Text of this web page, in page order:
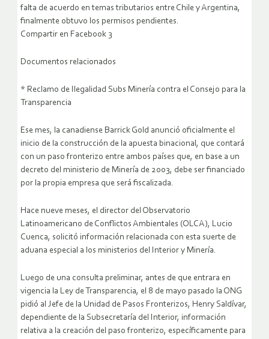
falta de acuerdo en temas tributarios entre Chile y Argentina,
finalmente obtuvo los permisos pendientes.
Compartir en Facebook 3
Documentos relacionados
* Reclamo de Ilegalidad Subs Minería contra el Consejo para la
Transparencia
Ese mes, la canadiense Barrick Gold anunció oficialmente el
inicio de la construcción de la apuesta binacional, que contará
con un paso fronterizo entre ambos países que, en base a un
decreto del ministerio de Minería de 2003, debe ser financiado
por la propia empresa que será fiscalizada.
Hace nueve meses, el director del Observatorio
Latinoamericano de Conflictos Ambientales (OLCA), Lucio
Cuenca, solicitó información relacionada con esta suerte de
aduana especial a los ministerios del Interior y Minería.
Luego de una consulta preliminar, antes de que entrara en
vigencia la Ley de Transparencia, el 8 de mayo pasado la ONG
pidió al Jefe de la Unidad de Pasos Fronterizos, Henry Saldívar,
dependiente de la Subsecretaría del Interior, información
relativa a la creación del paso fronterizo, específicamente para